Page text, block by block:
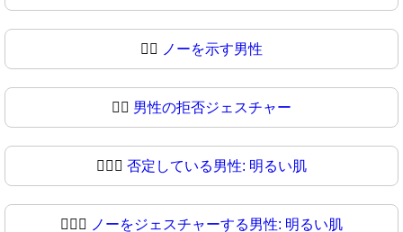
🙅‍♂️ ノーを示す男性
🙅‍♂ 男性の拒否ジェスチャー
🙅🏻‍♂️ 否定している男性: 明るい肌
🙅🏻‍♂ ノーをジェスチャーする男性: 明るい肌